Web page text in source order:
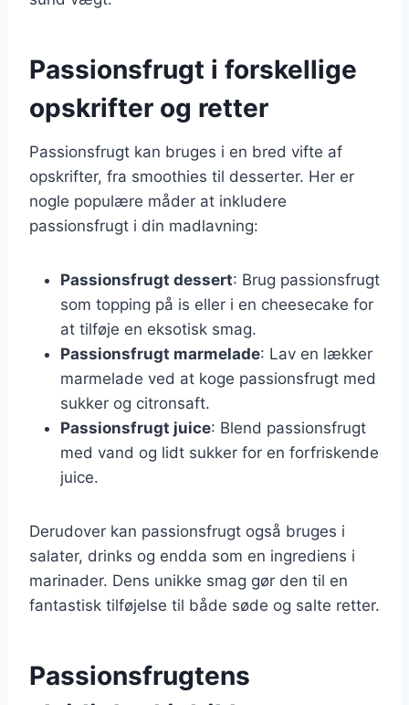
Passionsfrugt i forskellige
opskrifter og retter
Passionsfrugt kan bruges i en bred vifte af
opskrifter, fra smoothies til desserter. Her er
nogle populære måder at inkludere
passionsfrugt i din madlavning:
Passionsfrugt dessert: Brug passionsfrugt
som topping på is eller i en cheesecake for
at tilføje en eksotisk smag.
Passionsfrugt marmelade: Lav en lækker
marmelade ved at koge passionsfrugt med
sukker og citronsaft.
Passionsfrugt juice: Blend passionsfrugt
med vand og lidt sukker for en forfriskende
juice.
Derudover kan passionsfrugt også bruges i
salater, drinks og endda som en ingrediens i
marinader. Dens unikke smag gør den til en
fantastisk tilføjelse til både søde og salte retter.
Passionsfrugtens